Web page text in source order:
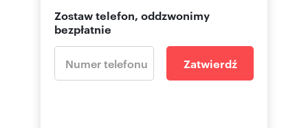
Zostaw telefon, oddzwonimy
bezpłatnie
Zatwierdź